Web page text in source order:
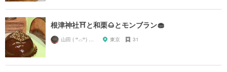
根津神社⛩と和栗🌰とモンブラン🧁
東京 31